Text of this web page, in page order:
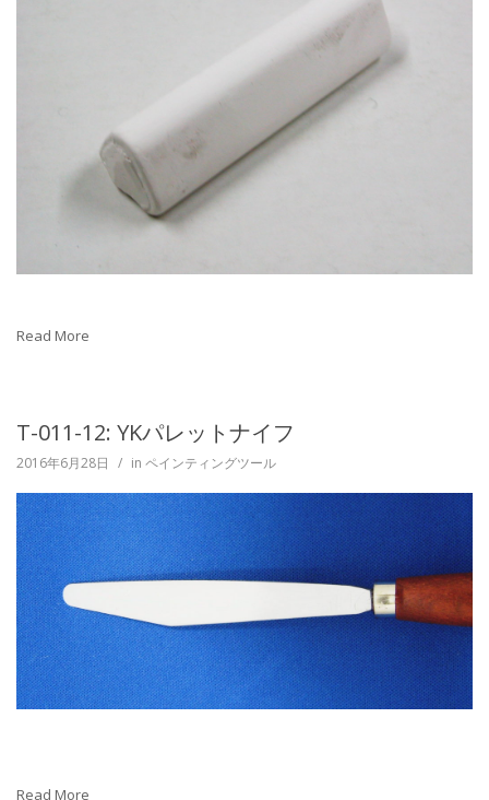
Read More
T-011-12: YKパレットナイフ
2016年6月28日 / in ペインティングツール
Read More